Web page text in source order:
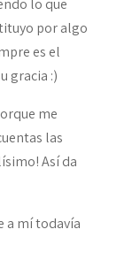
lo que
por algo
es el
gracia :)
me
las
Así da
a mí todavía